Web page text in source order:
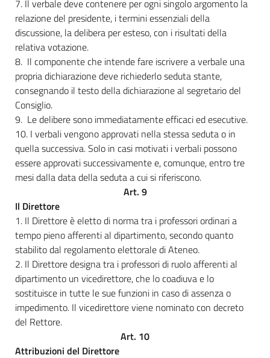
7. Il verbale deve contenere per ogni singolo argomento la
relazione del presidente, i termini essenziali della
discussione, la delibera per esteso, con i risultati della
relativa votazione.
8. Il componente che intende fare iscrivere a verbale una
propria dichiarazione deve richiederlo seduta stante,
consegnando il testo della dichiarazione al segretario del
Consiglio.
9. Le delibere sono immediatamente efficaci ed esecutive.
10. I verbali vengono approvati nella stessa seduta o in
quella successiva. Solo in casi motivati i verbali possono
essere approvati successivamente e, comunque, entro tre
mesi dalla data della seduta a cui si riferiscono.
Art. 9
Il Direttore
1. Il Direttore è eletto di norma tra i professori ordinari a
tempo pieno afferenti al dipartimento, secondo quanto
stabilito dal regolamento elettorale di Ateneo.
2. Il Direttore designa tra i professori di ruolo afferenti al
dipartimento un vicedirettore, che lo coadiuva e lo
sostituisce in tutte le sue funzioni in caso di assenza o
impedimento. Il vicedirettore viene nominato con decreto
del Rettore.
Art. 10
Attribuzioni del Direttore